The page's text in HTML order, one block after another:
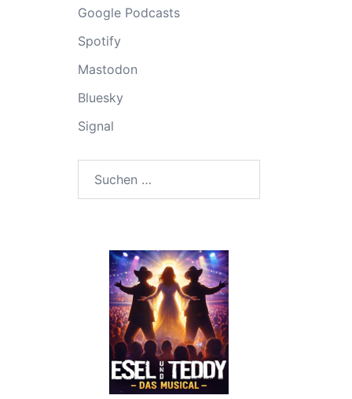
Google Podcasts
Spotify
Mastodon
Bluesky
Signal